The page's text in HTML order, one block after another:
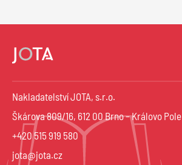
Nakladatelství JOTA, s.r.o.
Škárova 809/16, 612 00 Brno – Královo Pole
+420 515 919 580
jota@jota.cz